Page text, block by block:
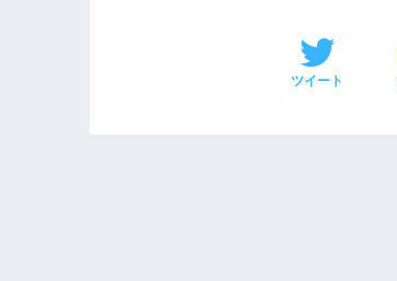
ツイート